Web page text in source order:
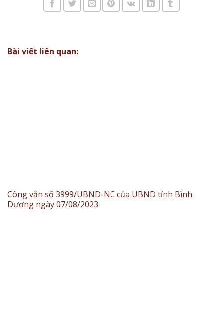
Bài viết liên quan:
Công văn số 3999/UBND-NC của UBND tỉnh Bình
Dương ngày 07/08/2023